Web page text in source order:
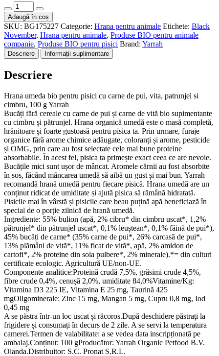
Cantitate
Hrana
umeda
bio
pentru
pisici
cu
de
vita,
patrunjel
si
cimbru,
100g
Yarrah
Adaugă în coș
SKU: BG175227 Categorie: Hrana pentru animale Etichete: Black
November, Hrana pentru animale, Produse BIO pentru animale
companie, Produse BIO pentru pisici Brand: Yarrah
Descriere Informații suplimentare
Descriere
Hrana umeda bio pentru pisici cu carne de pui, vita, patrunjel si
cimbru, 100 g Yarrah
Bucăți fără cereale cu carne de pui și carne de vită bio supimentante
cu cimbru și pătrunjel. Hrana organică umedă este o masă completă,
hrănitoare și foarte gustoasă pentru pisica ta. Prin urmare, furaje
organice fără arome chimice adăugate, coloranți și arome, pesticide
și OMG, prin care au fost selectate cele mai bune proteine
absorbabile. În acest fel, pisica ta primește exact ceea ce are nevoie.
Bucățile mici sunt ușor de mâncat. Aromele cărnii au fost absorbite
în sos, făcând mâncarea umedă să aibă un gust și mai bun. Yarrah
recomandă hrană umedă pentru fiecare pisică. Hrana umedă are un
conținut ridicat de umiditate și ajută pisica să rămână hidratată.
Pisicile mai în vârstă și pisicile care beau puțină apă beneficiază în
special de o porție zilnică de hrană umedă.
Ingrediente: 55% bulion (apă, 2% cibru* din cimbru uscat*, 1,2%
pătrunjel* din pătrunjel uscat*, 0,1% leuștean*, 0,1% făină de pui*),
45% bucăți de carne* (35% carne de pui*, 26% carcasă de pui*,
13% plămâni de vită*, 11% ficat de vită*, apă, 2% amidon de
cartofi*, 2% proteine din soia pulbere*, 2% minerale).*= din culturi
certificate ecologic. Agricultură UE/non-UE.
Componente analitice:Proteină crudă 7,5%, grăsimi crude 4,5%,
fibre crude 0,4%, cenușă 2,0%, umiditate 84,0%Vitamine/Kg:
Vitamina D3 225 IE, Vitamina E 25 mg, Taurină 425
mgOligominerale: Zinc 15 mg, Mangan 5 mg, Cupru 0,8 mg, Iod
0,45 mg
A se păstra într-un loc uscat și răcoros.După deschidere păstrați la
frigidere și consumați în decurs de 2 zile. A se servi la temperatura
camerei.Termen de valabilitate: a se vedea data inscripționată pe
ambalaj.Conținut: 100 gProducător: Yarrah Organic Petfood B.V.
Olanda.Distribuitor: S.C. Pronat S.R.L.